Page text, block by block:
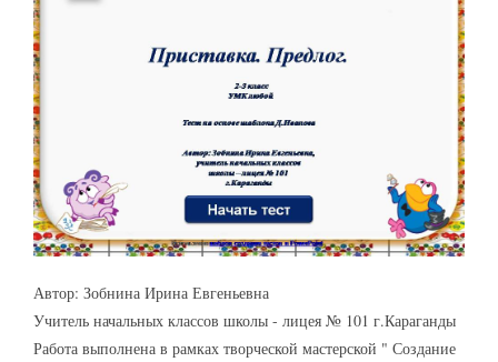
Автор: Зобнина Ирина Евгеньевна
Учитель начальных классов школы - лицея № 101 г.Караганды
Работа выполнена в рамках творческой мастерской " Создание